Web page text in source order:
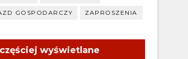
GOSPODARCZY ZAPROSZENIA
wyświetlane